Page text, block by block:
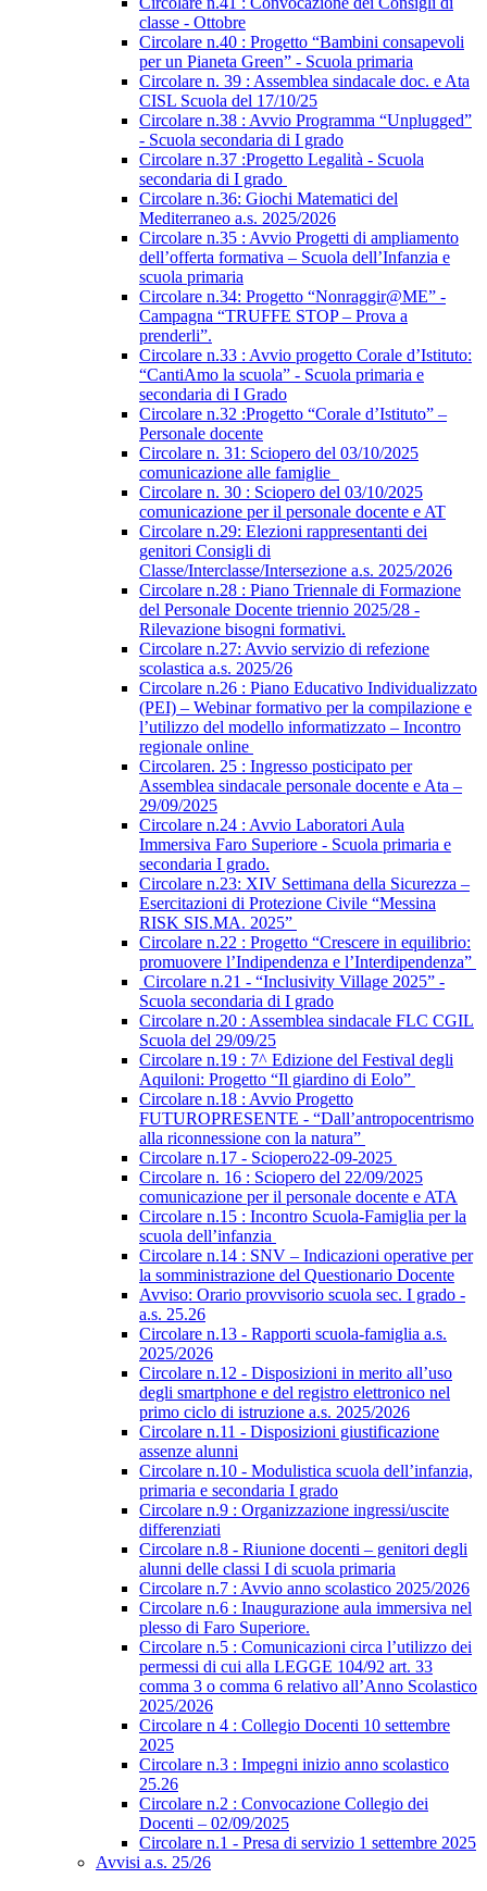
classe - Ottobre
Circolare n.40 : Progetto “Bambini consapevoli
per un Pianeta Green” - Scuola primaria
Circolare n. 39 : Assemblea sindacale doc. e Ata
CISL Scuola del 17/10/25
Circolare n.38 : Avvio Programma “Unplugged”
- Scuola secondaria di I grado
Circolare n.37 :Progetto Legalità - Scuola
secondaria di I grado
Circolare n.36: Giochi Matematici del
Mediterraneo a.s. 2025/2026
Circolare n.35 : Avvio Progetti di ampliamento
dell’offerta formativa – Scuola dell’Infanzia e
scuola primaria
Circolare n.34: Progetto “Nonraggir@ME” -
Campagna “TRUFFE STOP – Prova a
prenderli”.
Circolare n.33 : Avvio progetto Corale d’Istituto:
“CantiAmo la scuola” - Scuola primaria e
secondaria di I Grado
Circolare n.32 :Progetto “Corale d’Istituto” –
Personale docente
Circolare n. 31: Sciopero del 03/10/2025
comunicazione alle famiglie
Circolare n. 30 : Sciopero del 03/10/2025
comunicazione per il personale docente e AT
Circolare n.29: Elezioni rappresentanti dei
genitori Consigli di
Classe/Interclasse/Intersezione a.s. 2025/2026
Circolare n.28 : Piano Triennale di Formazione
del Personale Docente triennio 2025/28 -
Rilevazione bisogni formativi.
Circolare n.27: Avvio servizio di refezione
scolastica a.s. 2025/26
Circolare n.26 : Piano Educativo Individualizzato
(PEI) – Webinar formativo per la compilazione e
l’utilizzo del modello informatizzato – Incontro
regionale online
Circolaren. 25 : Ingresso posticipato per
Assemblea sindacale personale docente e Ata –
29/09/2025
Circolare n.24 : Avvio Laboratori Aula
Immersiva Faro Superiore - Scuola primaria e
secondaria I grado.
Circolare n.23: XIV Settimana della Sicurezza –
Esercitazioni di Protezione Civile “Messina
RISK SIS.MA. 2025”
Circolare n.22 : Progetto “Crescere in equilibrio:
promuovere l’Indipendenza e l’Interdipendenza”
Circolare n.21 - “Inclusivity Village 2025” -
Scuola secondaria di I grado
Circolare n.20 : Assemblea sindacale FLC CGIL
Scuola del 29/09/25
Circolare n.19 : 7^ Edizione del Festival degli
Aquiloni: Progetto “Il giardino di Eolo”
Circolare n.18 : Avvio Progetto
FUTUROPRESENTE - “Dall’antropocentrismo
alla riconnessione con la natura”
Circolare n.17 - Sciopero22-09-2025
Circolare n. 16 : Sciopero del 22/09/2025
comunicazione per il personale docente e ATA
Circolare n.15 : Incontro Scuola-Famiglia per la
scuola dell’infanzia
Circolare n.14 : SNV – Indicazioni operative per
la somministrazione del Questionario Docente
Avviso: Orario provvisorio scuola sec. I grado -
a.s. 25.26
Circolare n.13 - Rapporti scuola-famiglia a.s.
2025/2026
Circolare n.12 - Disposizioni in merito all’uso
degli smartphone e del registro elettronico nel
primo ciclo di istruzione a.s. 2025/2026
Circolare n.11 - Disposizioni giustificazione
assenze alunni
Circolare n.10 - Modulistica scuola dell’infanzia,
primaria e secondaria I grado
Circolare n.9 : Organizzazione ingressi/uscite
differenziati
Circolare n.8 - Riunione docenti – genitori degli
alunni delle classi I di scuola primaria
Circolare n.7 : Avvio anno scolastico 2025/2026
Circolare n.6 : Inaugurazione aula immersiva nel
plesso di Faro Superiore.
Circolare n.5 : Comunicazioni circa l’utilizzo dei
permessi di cui alla LEGGE 104/92 art. 33
comma 3 o comma 6 relativo all’Anno Scolastico
2025/2026
Circolare n 4 : Collegio Docenti 10 settembre
2025
Circolare n.3 : Impegni inizio anno scolastico
25.26
Circolare n.2 : Convocazione Collegio dei
Docenti – 02/09/2025
Circolare n.1 - Presa di servizio 1 settembre 2025
Avvisi a.s. 25/26